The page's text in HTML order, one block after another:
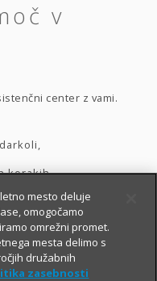
v
center z vami.
korakih.
hitrejšo prijavo in
digitalnih
mesto deluje
omogočamo
omrežni promet.
mesta delimo s
družabnih
zasebnosti